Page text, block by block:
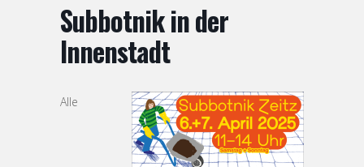
Subbotnik in der
Innenstadt
Alle